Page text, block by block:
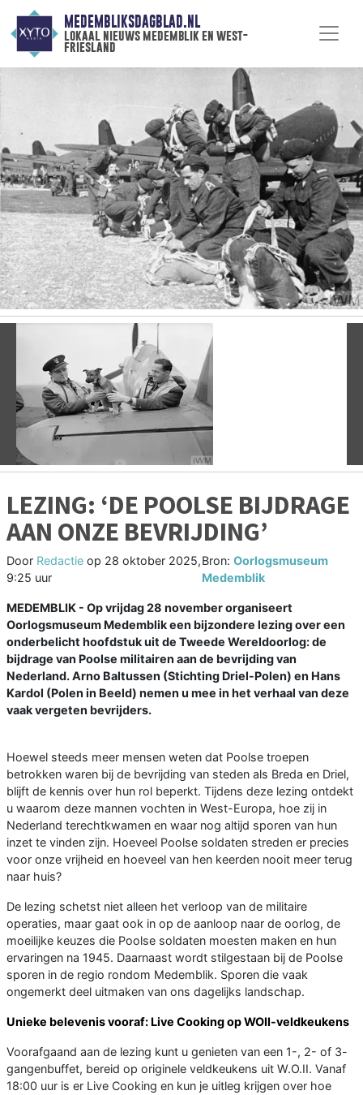
MEDEMBLIKSDAGBLAD.NL
lokaal nieuws medemblik en west-
friesland
Vorige
LEZING: ‘DE POOLSE BIJDRAGE
AAN ONZE BEVRIJDING’
Door Redactie op 28 oktober 2025,
9:25 uur
Bron:Oorlogsmuseum
Medemblik
MEDEMBLIK - Op vrijdag 28 november organiseert
Oorlogsmuseum Medemblik een bijzondere lezing over een
onderbelicht hoofdstuk uit de Tweede Wereldoorlog: de
bijdrage van Poolse militairen aan de bevrijding van
Nederland. Arno Baltussen (Stichting Driel-Polen) en Hans
Kardol (Polen in Beeld) nemen u mee in het verhaal van deze
vaak vergeten bevrijders.
Hoewel steeds meer mensen weten dat Poolse troepen
betrokken waren bij de bevrijding van steden als Breda en Driel,
blijft de kennis over hun rol beperkt. Tijdens deze lezing ontdekt
u waarom deze mannen vochten in West-Europa, hoe zij in
Nederland terechtkwamen en waar nog altijd sporen van hun
inzet te vinden zijn. Hoeveel Poolse soldaten streden er precies
voor onze vrijheid en hoeveel van hen keerden nooit meer terug
naar huis?
De lezing schetst niet alleen het verloop van de militaire
operaties, maar gaat ook in op de aanloop naar de oorlog, de
moeilijke keuzes die Poolse soldaten moesten maken en hun
ervaringen na 1945. Daarnaast wordt stilgestaan bij de Poolse
sporen in de regio rondom Medemblik. Sporen die vaak
ongemerkt deel uitmaken van ons dagelijks landschap.
Unieke belevenis vooraf: Live Cooking op WOII-veldkeukens
Voorafgaand aan de lezing kunt u genieten van een 1-, 2- of 3-
gangenbuffet, bereid op originele veldkeukens uit W.O.II. Vanaf
18:00 uur is er Live Cooking en kun je uitleg krijgen over hoe